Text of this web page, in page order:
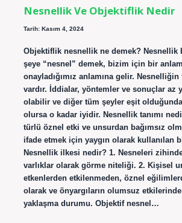
Nesnellik Ve Objektiflik Nedir
Tarih: Kasım 4, 2024
Objektiflik nesnellik ne demek? Nesnellik
şeye “nesnel” demek, bizim için bir
onayladığımız anlamına gelir. Nesnelliğin
vardır. İddialar, yöntemler ve sonuçlar az
olabilir ve diğer tüm şeyler eşit
olursa o kadar iyidir. Nesnellik tanımı
türlü öznel etki ve unsurdan bağımsız
ifade etmek için yaygın olarak kullanılan
Nesnellik ilkesi nedir? 1. Nesneleri
varlıklar olarak görme niteliği. 2. Kişisel
etkenlerden etkilenmeden, öznel
olarak ve önyargıların olumsuz
yaklaşma durumu. Objektif nesnel…